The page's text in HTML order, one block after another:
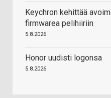
Keychron kehittää
firmwarea pelihiiriin
5.8.2026
Honor uudisti logonsa
5.8.2026